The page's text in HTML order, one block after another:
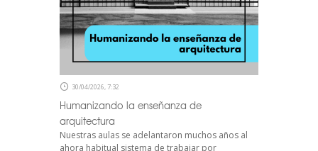
30/04/2026, 7:32
Humanizando la enseñanza de
arquitectura
Nuestras aulas se adelantaron muchos años al
ahora habitual sistema de trabajar por